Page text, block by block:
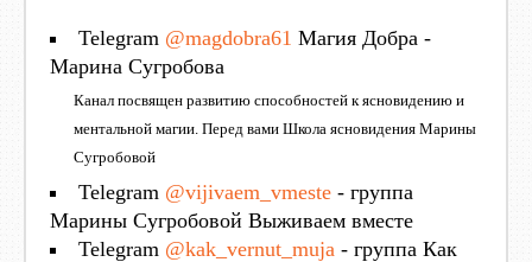
Telegram @magdobra61 Магия Добра -
Марина Сугробова
Канал посвящен развитию способностей к ясновидению и
ментальной магии. Перед вами Школа ясновидения Марины
Сугробовой
Telegram @vijivaem_vmeste - группа
Марины Сугробовой Выживаем вместе
Telegram @kak_vernut_muja - группа Как